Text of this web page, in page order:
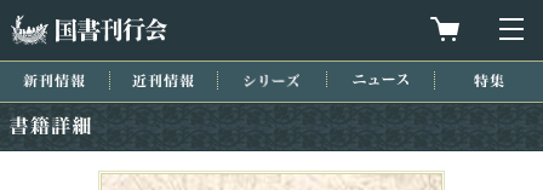
買物カゴを
新刊情報 近刊情報 シリーズ ニュース